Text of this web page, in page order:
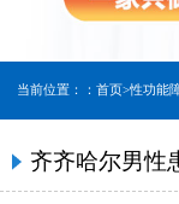
当前位置：： 首页>性功能